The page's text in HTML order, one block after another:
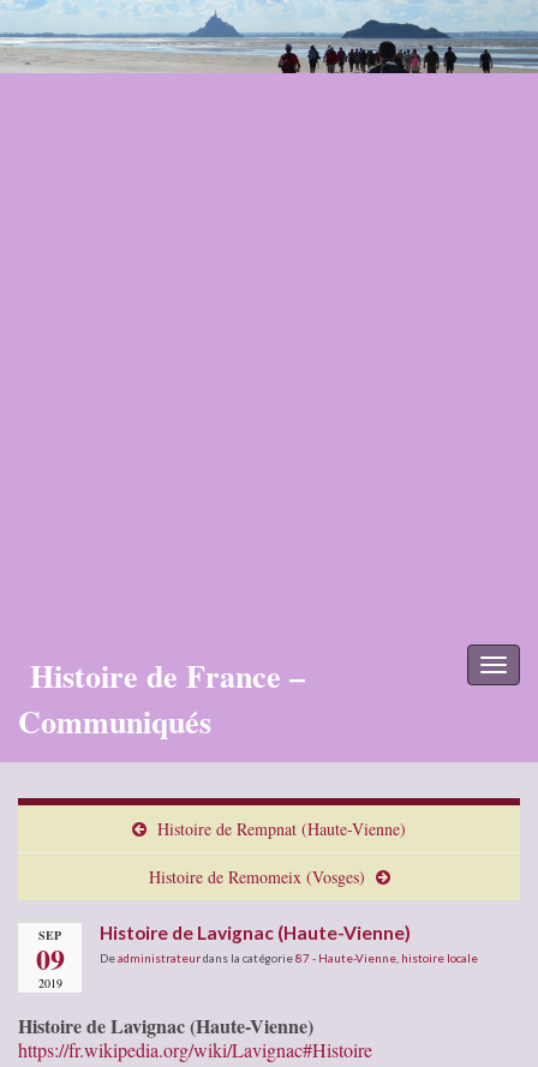
Histoire de France –
Communiqués
Histoire de Rempnat (Haute-Vienne)
Histoire de Remomeix (Vosges)
SEP
09
2019
Histoire de Lavignac (Haute-Vienne)
Deadministrateurdans la catégorie87 - Haute-Vienne histoire locale
Histoire de Lavignac (Haute-Vienne)
https://fr.wikipedia.org/wiki/Lavignac#Histoire